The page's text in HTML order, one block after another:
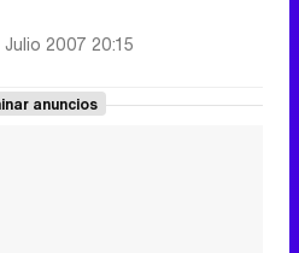
2007 20:15
anuncios